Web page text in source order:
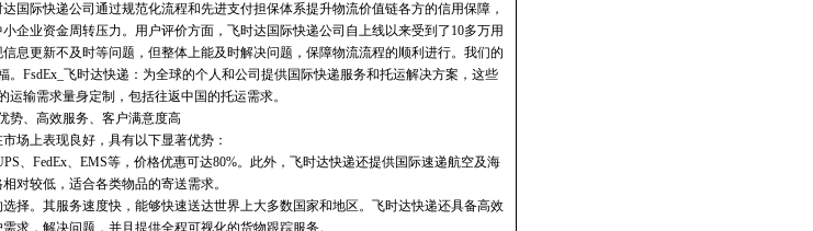
国际快递公司通过规范化流程和先进支付担保体系提升物流价值链各方的信用保障，
企业资金周转压力。用户评价方面，飞时达国际快递公司自上线以来受到了10多万用
息更新不及时等问题，但整体上能及时解决问题，保障物流流程的顺利进行‌。我们的
FsdEx_飞时达快递：为全球的个人和公司提供国际快递服务和托运解决方案，这些
运输需求量身定制，包括往返中国的托运需求。
势、高效服务、客户满意度高
场上表现良好，具有以下显著优势：
、FedEx、EMS等，价格优惠可达80%。此外，飞时达快递还提供国际速递航空及海
对较低，适合各类物品的寄送需求。
择。其服务速度快，能够快速送达世界上大多数国家和地区。飞时达快递还具备高效
求，解决问题，并且提供全程可视化的货物跟踪服务。